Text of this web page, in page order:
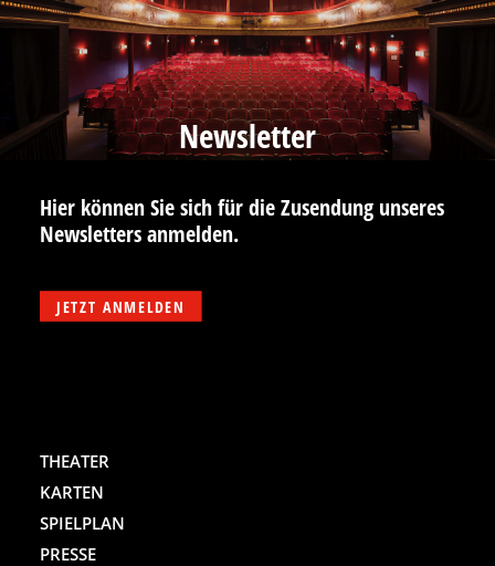
Newsletter
Hier können Sie sich für die Zusendung unseres
Newsletters anmelden.
JETZT ANMELDEN
THEATER
KARTEN
SPIELPLAN
PRESSE